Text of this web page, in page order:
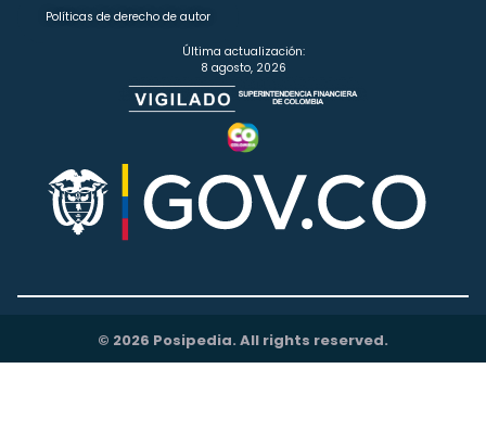
Políticas de derecho de autor
Última actualización:
8 agosto, 2026
© 2026 Posipedia. All rights reserved.